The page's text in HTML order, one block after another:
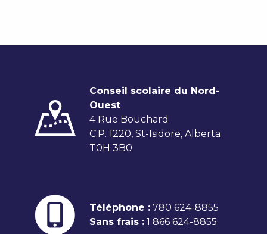
Conseil scolaire du Nord-
Ouest
4 Rue Bouchard
C.P. 1220, St-Isidore, Alberta
T0H 3B0
Téléphone : 780 624-8855
Sans frais : 1 866 624-8855